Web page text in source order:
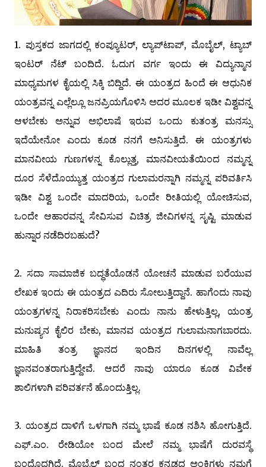
1. ಪುಸ್ತಕದ ಜಾಗದಲ್ಲಿ ಕಂಪ್ಯೂಟರ್‌, ಲ್ಯಾಪ್‌ಟಾಪ್‌, ಮೊಬೈಲ್‌, ಟ್ಯಾಬ್‌
ಇಂಟರ್‌ ನೆಟ್‌ ಬಂದಿದೆ. ಓದುಗ ವರ್ಗ ಇಂದು ಈ ವಿದ್ಯುನ್ಮಾನ
ಮಾಧ್ಯಮಗಳ ಕೈಯಲ್ಲಿ ಸಿಕ್ಕಿ ಬಿದ್ದಿದೆ. ಈ ಯಂತ್ರದ ಹಿಂದೆ ಈ ಆಧುನಿಕ
ಯಂತ್ರವನ್ನ ಎಲ್ಲೆಲ್ಲೂ ಜನಪ್ರಿಯಗೊಳಿಸಿ ಅದರ ಮೂಲಕ ಇಡೀ ವಿಶ್ವವನ್ನ
ಆಳಬೇಕು ಅನ್ನುವ ಅಭಿಲಾಷೆ ಇರುವ ಒಂದು ಕುತಂತ್ರ ಮನಸ್ಸು
ಇದೆಯೇನೋ ಎಂದು ಕೂಡ ನನಗೆ ಅನಿಸುತ್ತಿದೆ. ಈ ಯಂತ್ರಗಳು
ಮಾನವೀಯ ಗುಣಗಳನ್ನ ಕೊಲ್ಲುತ್ತ, ಮಾನವೀಯತೆಯಿಂದ ನಮ್ಮನ್ನ
ದೂರ ಸೆಳೆದೊಯ್ಯುತ್ತ ಯಂತ್ರದ ಗುಲಾಮರನ್ನಾಗಿ ನಮ್ಮನ್ನ ಪರಿವರ್ತಿಸಿ
ಇಡೀ ವಿಶ್ವ ಒಂದೇ ಮಾದರಿಯ, ಒಂದೇ ರೀತಿಯಲ್ಲಿ ಯೋಚಿಸುವ,
ಒಂದೇ ಆಹಾರವನ್ನ ಸೇವಿಸುವ ವಿಚಿತ್ರ ಜೀವಿಗಳನ್ನ ಸೃಷ್ಟಿ ಮಾಡುವ
ಹುನ್ನಾರ ನಡೆದಿರಬಹುದೆ?
2. ಸದಾ ಸಾಮಾಜಿಕ ಬದ್ಧತೆಯೊಡನೆ ಯೋಚನೆ ಮಾಡುವ ಬರೆಯುವ
ಲೇಖಕ ಇಂದು ಈ ಯಂತ್ರದ ಎದಿರು ಸೋಲುತ್ತಿದ್ದಾನೆ. ಹಾಗೆಂದು ನಾವು
ಯಂತ್ರಗಳನ್ನ ನಿರಾಕರಿಸಬೇಕು ಎಂದು ನಾನು ಹೇಳುತ್ತಿಲ್ಲ, ಯಂತ್ರ
ಮನುಷ್ಯನ ಕೈಲಿರ ಬೇಕು, ಮಾನವ ಯಂತ್ರದ ಗುಲಾಮನಾಗಬಾರದು.
ಮಾಹಿತಿ ತಂತ್ರ ಜ್ಞಾನದ ಇಂದಿನ ದಿನಗಳಲ್ಲಿ ನಾವೆಲ್ಲ
ಜ್ಞಾನವಂತರಾಗುತ್ತಿದ್ದೇವೆ. ಆದರೆ ನಾವು ಯಾರೂ ಕೂಡ ವಿವೇಕ
ಶಾಲಿಗಳಾಗಿ ಪರಿವರ್ತನೆ ಹೊಂದುತ್ತಿಲ್ಲ.
3. ಯಂತ್ರದ ದಾಳಿಗೆ ಒಳಗಾಗಿ ನಮ್ಮ ಭಾಷೆ ಕೂಡ ನಶಿಸಿ ಹೋಗುತ್ತಿದೆ.
ಎಫ್.ಎಂ. ರೇಡಿಯೋ ಬಂದ ಮೇಲೆ ನಮ್ಮ ಭಾಷೆಗೆ ದುರವಸ್ಥೆ
ಬಂದೊದಗಿದೆ. ಮೊಬೈಲ್‌ ಬಂದ ನಂತರ ಕನ್ನಡದ ಅಂಕಿಗಳು ನಮಗೆ